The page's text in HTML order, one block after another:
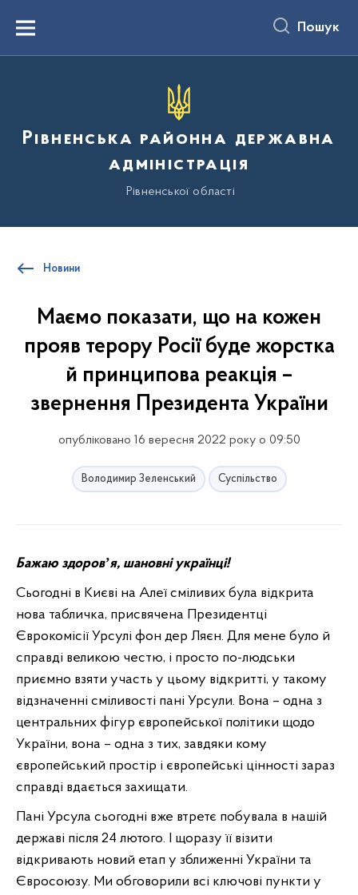
вмістуMenu Пошук
Рівненська районна державна
адміністрація
Рівненської області
Новини
Маємо показати, що на кожен
прояв терору Росії буде жорстка
й принципова реакція –
звернення Президента України
опубліковано 16 вересня 2022 року о 09:50
Володимир Зеленський Суспільство
Бажаю здоровʼя, шановні українці!
Сьогодні в Києві на Алеї сміливих була відкрита
нова табличка, присвячена Президентці
Єврокомісії Урсулі фон дер Ляєн. Для мене було й
справді великою честю, і просто по-людськи
приємно взяти участь у цьому відкритті, у такому
відзначенні сміливості пані Урсули. Вона – одна з
центральних фігур європейської політики щодо
України, вона – одна з тих, завдяки кому
європейський простір і європейські цінності зараз
справді вдається захищати.
Пані Урсула сьогодні вже втретє побувала в нашій
державі після 24 лютого. І щоразу її візити
відкривають новий етап у зближенні України та
Євросоюзу. Ми обговорили всі ключові пункти у